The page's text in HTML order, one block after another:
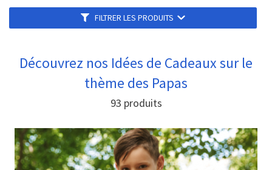
FILTRER LES PRODUITS
Découvrez nos Idées de Cadeaux sur le
thème des Papas
93 produits